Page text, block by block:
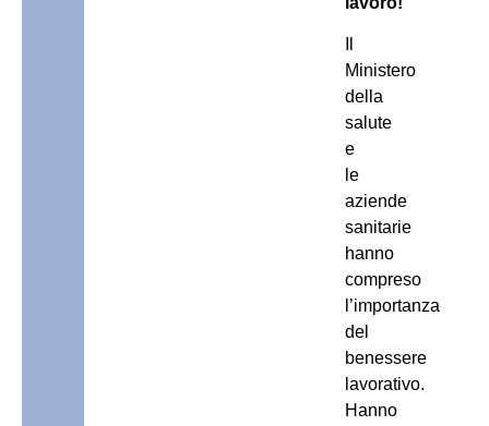
Ministero
della
salute
e
le
aziende
sanitarie
hanno
compreso
l’importanza
del
benessere
lavorativo.
Hanno